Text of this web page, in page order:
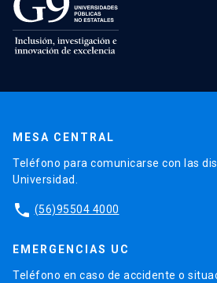
MESA CENTRAL
Teléfono para comunicarse con las
Universidad.
phone (56)95504 4000
EMERGENCIAS UC
Teléfono en caso de accidente o